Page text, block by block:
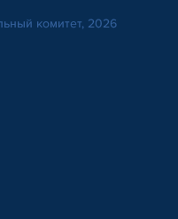
комитет, 2026